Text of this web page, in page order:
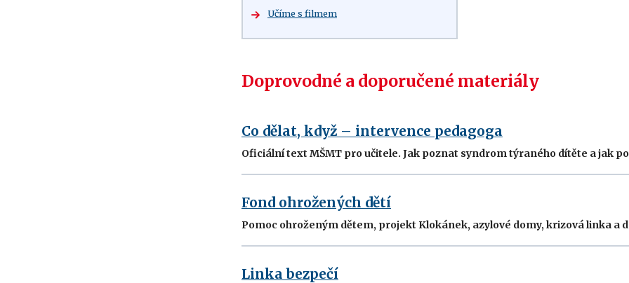
Učíme s filmem
Doprovodné a doporučené materiály
Co dělat, když – intervence pedagoga
Oficiální text MŠMT pro učitele. Jak poznat syndrom týraného dítěte a jak
Fond ohrožených dětí
Pomoc ohroženým dětem, projekt Klokánek, azylové domy, krizová linka a
Linka bezpečí